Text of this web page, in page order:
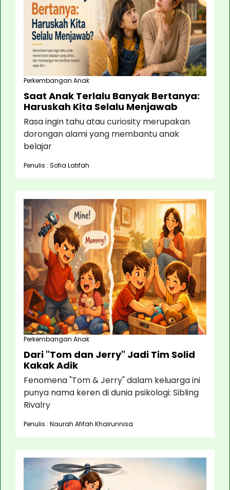
Perkembangan Anak
Saat Anak Terlalu Banyak Bertanya:
Haruskah Kita Selalu Menjawab
Rasa ingin tahu atau curiosity merupakan
dorongan alami yang membantu anak
belajar
Penulis : Sofia Latifah
Perkembangan Anak
Dari "Tom dan Jerry" Jadi Tim Solid
Kakak Adik
Fenomena "Tom & Jerry" dalam keluarga ini
punya nama keren di dunia psikologi: Sibling
Rivalry
Penulis : Naurah Afifah Khairunnisa